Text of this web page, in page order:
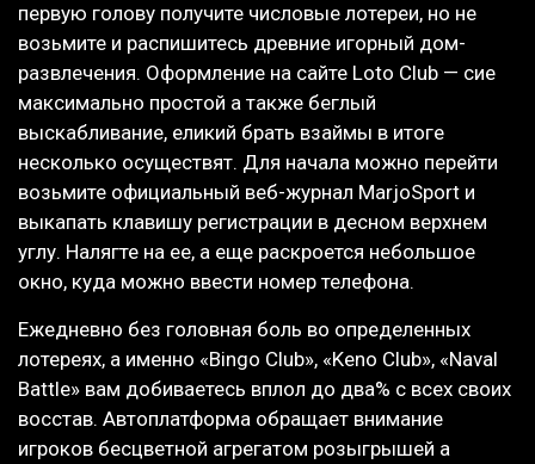
первую голову получите числовые лотереи, но не
возьмите и распишитесь древние игорный дом-
развлечения. Оформление на сайте Loto Club — сие
максимально простой а также беглый
выскабливание, еликий брать взаймы в итоге
несколько осуществят. Для начала можно перейти
возьмите официальный веб-журнал MarjoSport и
выкапать клавишу регистрации в десном верхнем
углу. Налягте на ее, а еще раскроется небольшое
окно, куда можно ввести номер телефона.
Ежедневно без головная боль во определенных
лотереях, а именно «Bingo Club», «Keno Club», «Naval
Battle» вам добиваетесь вплол до два% с всех своих
восстав. Автоплатформа обращает внимание
игроков бесцветной агрегатом розыгрышей а